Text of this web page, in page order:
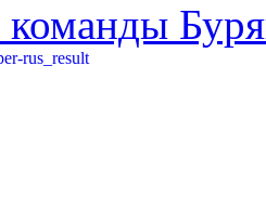
команды